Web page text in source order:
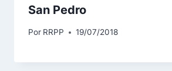
San Pedro
Por RRPP 19/07/2018